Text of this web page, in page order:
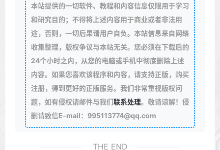
本站提供的一切软件、教程和内容信息仅限用于学习
和研究目的；不得将上述内容用于商业或者非法用
途，否则，一切后果请用户自负。本站信息来自网络
收集整理，版权争议与本站无关。您必须在下载后的
24个小时之内，从您的电脑或手机中彻底删除上述
内容。如果您喜欢该程序和内容，请支持正版，购买
注册，得到更好的正版服务。我们非常重视版权问
题，如有侵权请邮件与我们联系处理。敬请谅解！侵
删请致信E-mail：995113774@qq.com
THE END